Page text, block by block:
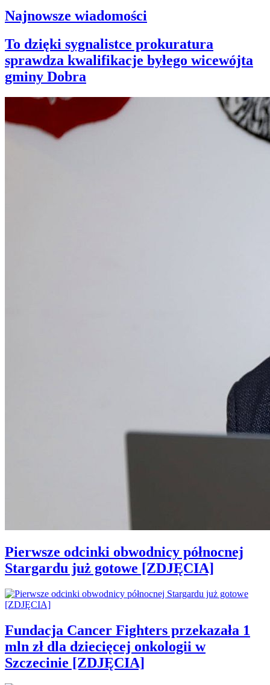
Najnowsze wiadomości
To dzięki sygnalistce prokuratura
sprawdza kwalifikacje byłego wicewójta
gminy Dobra
Pierwsze odcinki obwodnicy północnej
Stargardu już gotowe [ZDJĘCIA]
Fundacja Cancer Fighters przekazała 1
mln zł dla dziecięcej onkologii w
Szczecinie [ZDJĘCIA]